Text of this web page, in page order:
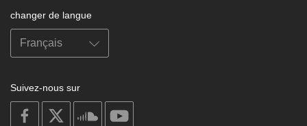
changer de langue
Suivez-nous sur
on
facebook
soundcloud